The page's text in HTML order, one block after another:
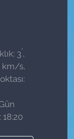
3°,
km/s,
18:20